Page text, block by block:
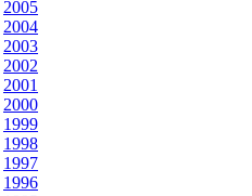
2005
2004
2003
2002
2001
2000
1999
1998
1997
1996